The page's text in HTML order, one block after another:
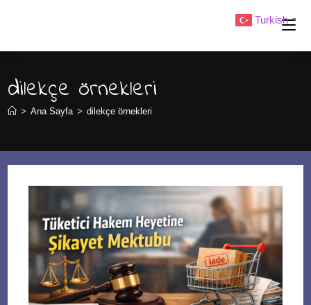
dilekçe örnekleri
> Ana Sayfa > dilekçe örnekleri
Turkish ▼